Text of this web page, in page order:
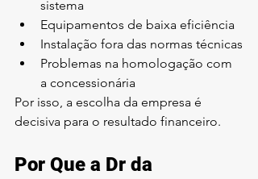
sistema
Equipamentos de baixa eficiência
Instalação fora das normas técnicas
Problemas na homologação com
a concessionária
Por isso, a escolha da empresa é
decisiva para o resultado financeiro.
Por Que a Dr da